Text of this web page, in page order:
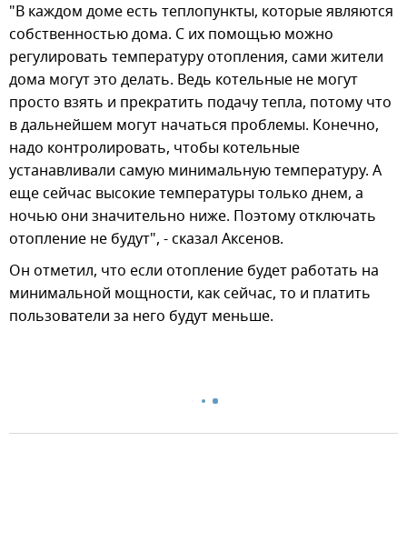
"В каждом доме есть теплопункты, которые являются
собственностью дома. С их помощью можно
регулировать температуру отопления, сами жители
дома могут это делать. Ведь котельные не могут
просто взять и прекратить подачу тепла, потому что
в дальнейшем могут начаться проблемы. Конечно,
надо контролировать, чтобы котельные
устанавливали самую минимальную температуру. А
еще сейчас высокие температуры только днем, а
ночью они значительно ниже. Поэтому отключать
отопление не будут", - сказал Аксенов.
Он отметил, что если отопление будет работать на
минимальной мощности, как сейчас, то и платить
пользователи за него будут меньше.